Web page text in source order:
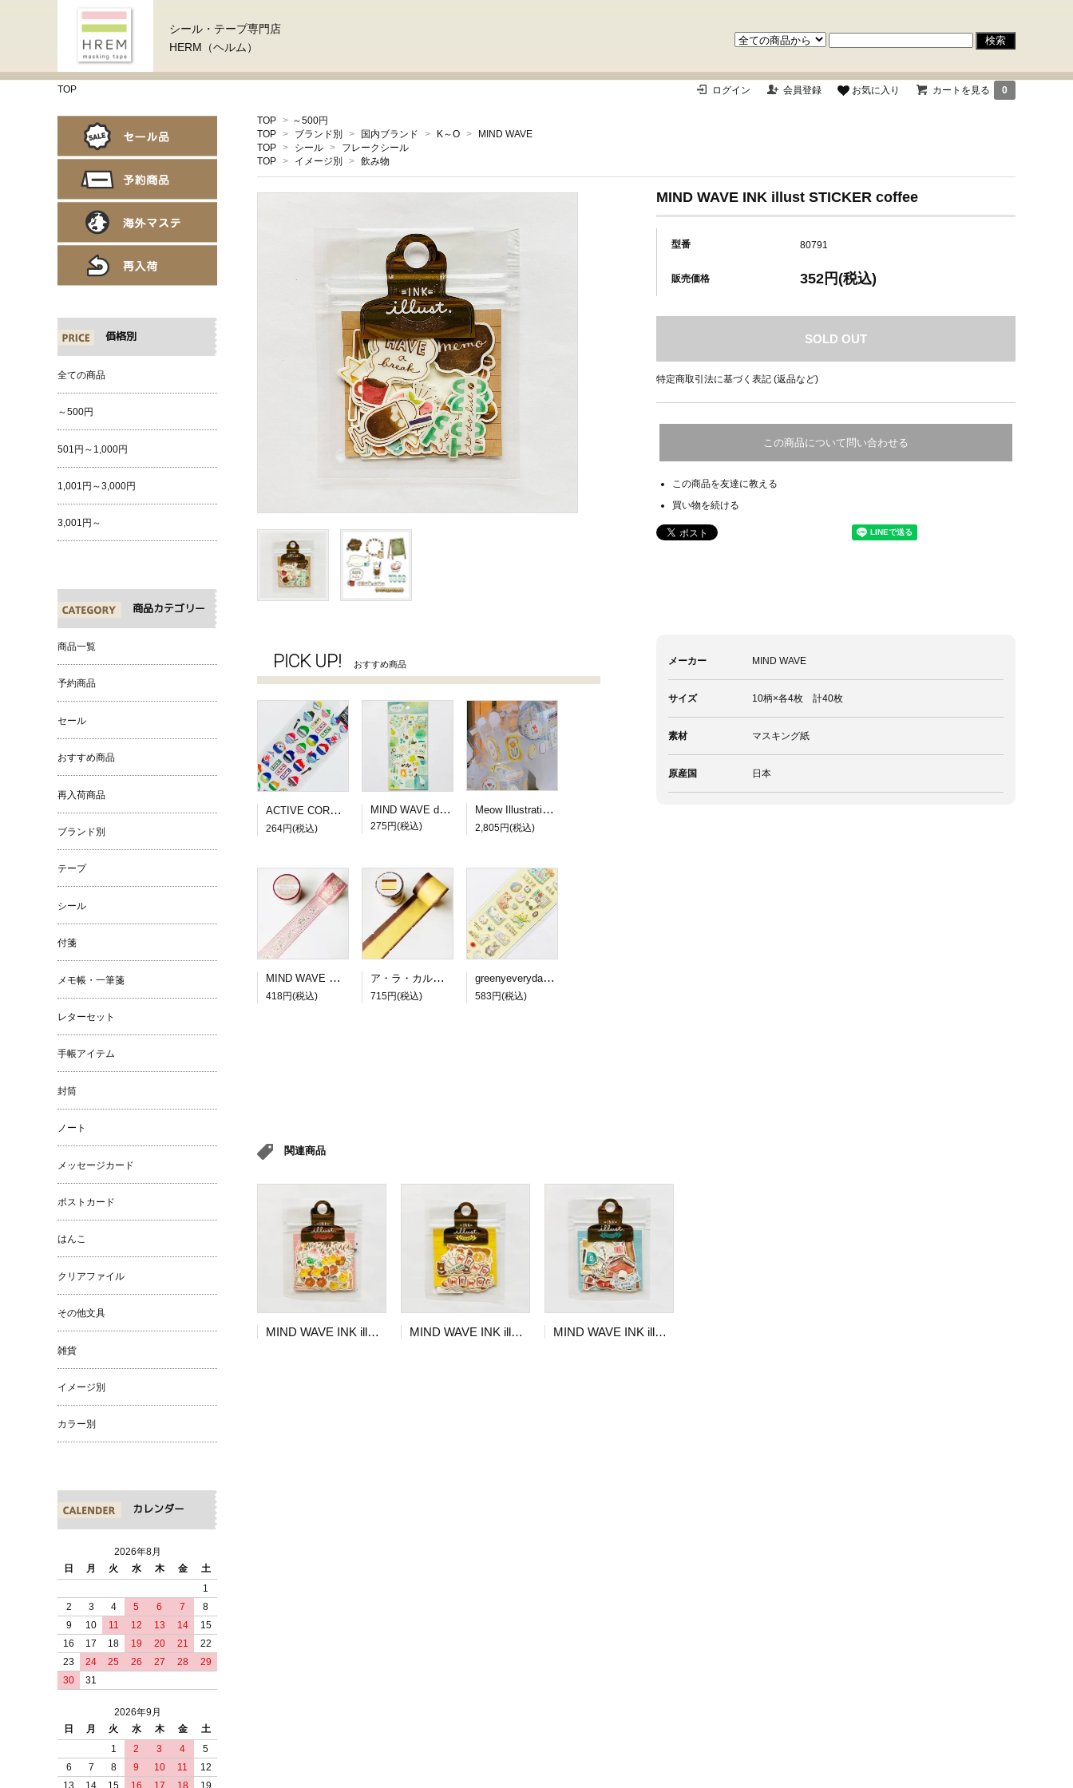
シール・テープ専門店
HERM（ヘルム）
TOP ログイン 会員登録 お気に入り カートを見る 0
TOP > ～500円
TOP > ブランド別 > 国内ブランド > K～O >
MIND WAVE
TOP > シール >
フレークシール
TOP > イメージ別 > 飲み物
MIND WAVE INK illust STICKER coffee
型番 80791
販売価格 352円(税込)
SOLD OUT
特定商取引法に基づく表記 (返品など)
この商品について問い合わせる
この商品を友達に教える
買い物を続ける
メーカー MIND WAVE
サイズ 10柄×各4枚 計40枚
素材 マスキング紙
原産国 日本
PICK UP! おすすめ商品
ACTIVE CORPORATION 夏柄ドロップシール かき氷
264円(税込)
MIND WAVE dewdrop sticker green
275円(税込)
Meow Illustration PETロールシール Frames
2,805円(税込)
MIND WAVE SUGARIA tape Classy 30mm幅３
418円(税込)
ア・ラ・カル堂 カステラのロール付箋
715円(税込)
greenyeveryday PETステッカー lazy cat
583円(税込)
関連商品
MIND WAVE INK illust STICKER sweets MIND WAVE INK illust STICKER bread MIND WAVE INK illust STICKER stationery
価格別
全ての商品
～500円
501円～1,000円
1,001円～3,000円
3,001円～
商品カテゴリー
商品一覧
予約商品
セール
おすすめ商品
再入荷商品
ブランド別
テープ
シール
付箋
メモ帳・一筆箋
レターセット
手帳アイテム
封筒
ノート
メッセージカード
ポストカード
はんこ
クリアファイル
その他文具
雑貨
イメージ別
カラー別
カレンダー
2026年8月
日
月 火 水 木 金
土
1
2
3 4 5 6 7
8
9
10 11 12 13 14
15
16
17 18 19 20 21
22
23
24 25 26 27 28
29
30
31
2026年9月
日
月 火 水 木 金
土
1
2 3 4
5
6
7 8 9 10 11
12
13
14 15 16 17 18 19